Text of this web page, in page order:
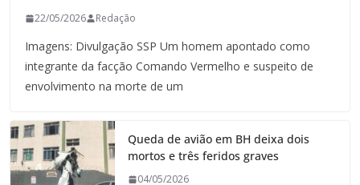
22/05/2026 Redação
Imagens: Divulgação SSP Um homem apontado como
integrante da facção Comando Vermelho e suspeito de
envolvimento na morte de um
Queda de avião em BH deixa dois
mortos e três feridos graves
04/05/2026